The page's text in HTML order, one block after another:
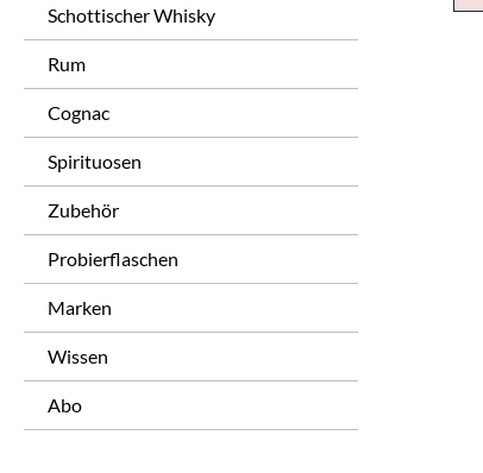
Schottischer Whisky
Rum
Cognac
Spirituosen
Zubehör
Probierflaschen
Marken
Wissen
Abo